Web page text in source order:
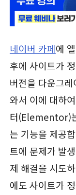
네이버 카페에
후에 사이트가
버전을 다운그
와서 이에 대하
터(Elementor)
는 기능을 제공
트에 문제가 발
제 해결을 시도
에도 사이트가